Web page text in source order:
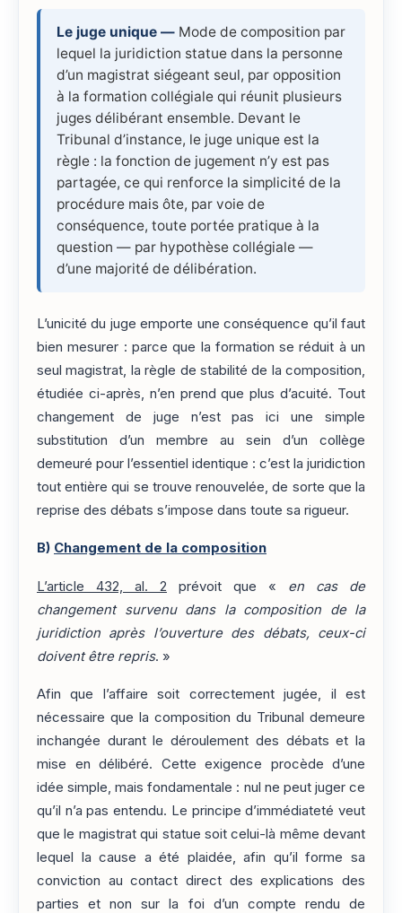
Le juge unique — Mode de composition par
lequel la juridiction statue dans la personne
d’un magistrat siégeant seul, par opposition
à la formation collégiale qui réunit plusieurs
juges délibérant ensemble. Devant le
Tribunal d’instance, le juge unique est la
règle : la fonction de jugement n’y est pas
partagée, ce qui renforce la simplicité de la
procédure mais ôte, par voie de
conséquence, toute portée pratique à la
question — par hypothèse collégiale —
d’une majorité de délibération.
L’unicité du juge emporte une conséquence qu’il faut
bien mesurer : parce que la formation se réduit à un
seul magistrat, la règle de stabilité de la composition,
étudiée ci-après, n’en prend que plus d’acuité. Tout
changement de juge n’est pas ici une simple
substitution d’un membre au sein d’un collège
demeuré pour l’essentiel identique : c’est la juridiction
tout entière qui se trouve renouvelée, de sorte que la
reprise des débats s’impose dans toute sa rigueur.
B) Changement de la composition
L’article 432, al. 2 prévoit que « en cas de
changement survenu dans la composition de la
juridiction après l’ouverture des débats, ceux-ci
doivent être repris. »
Afin que l’affaire soit correctement jugée, il est
nécessaire que la composition du Tribunal demeure
inchangée durant le déroulement des débats et la
mise en délibéré. Cette exigence procède d’une
idée simple, mais fondamentale : nul ne peut juger ce
qu’il n’a pas entendu. Le principe d’immédiateté veut
que le magistrat qui statue soit celui-là même devant
lequel la cause a été plaidée, afin qu’il forme sa
conviction au contact direct des explications des
parties et non sur la foi d’un compte rendu de